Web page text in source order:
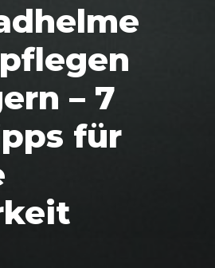
– 7
für